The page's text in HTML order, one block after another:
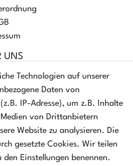
UNS
GMBH
8a
- Donnerstag
Uhr
Technologien auf unserer
Daten von
IP-Adresse), um z.B. Inhalte
von Drittanbietern
Website zu analysieren. Die
gesetzte Cookies. Wir teilen
Einstellungen benennen.